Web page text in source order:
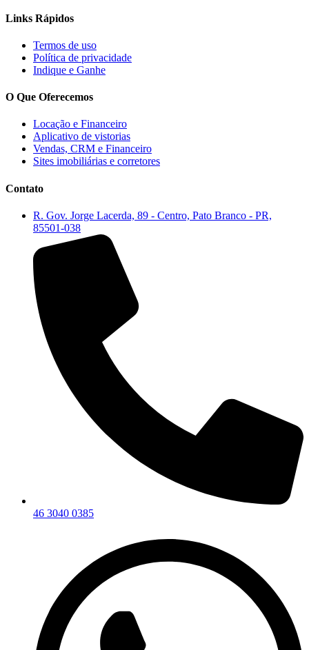
Links Rápidos
Termos de uso
Política de privacidade
Indique e Ganhe
O Que Oferecemos
Locação e Financeiro
Aplicativo de vistorias
Vendas, CRM e Financeiro
Sites imobiliárias e corretores
Contato
R. Gov. Jorge Lacerda, 89 - Centro, Pato Branco - PR,
85501-038
46 3040 0385